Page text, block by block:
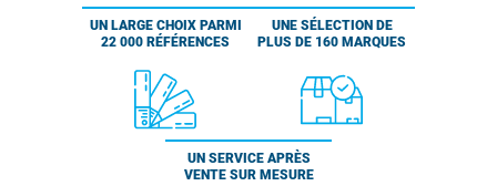
UN LARGE CHOIX PARMI
22 000 RÉFÉRENCES
UNE SÉLECTION DE
PLUS DE 160 MARQUES
UN SERVICE APRÈS
VENTE SUR MESURE